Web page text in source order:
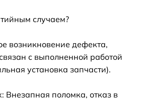
случаем?
возникновение дефекта,
с выполненной работой
установка запчасти).
Внезапная поломка, отказ в